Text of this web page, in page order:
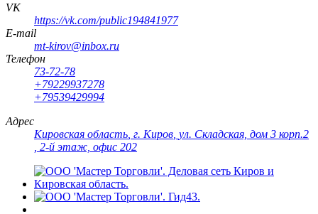
VK
https://vk.com/public194841977
E-mail
mt-kirov@inbox.ru
Телефон
73-72-78
+79229937278
+79539429994
Адрес
Кировская область г. Киров ул. Складская, дом 3 корп.2
, 2-й этаж, офис 202